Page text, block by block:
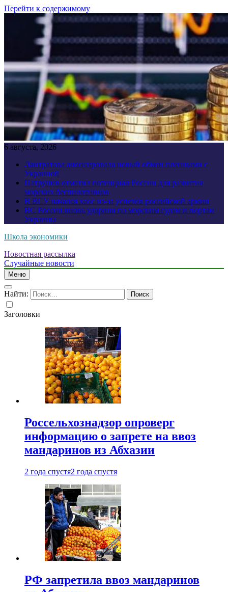
Перейти к содержимому
6 августа, 2026
Лантратова анонсировала новый обмен пленными с
Украиной
Патрушев отметил потенциал России для развития
морских беспилотников
В ВСУ начался хаос из-за успехов российской армии
ВС России вновь ударили по морским судам и портам
Украины
Школа экономики
Новостная рассылка
Случайные новости
Меню
Найти:
Заголовки
Россельхознадзор опроверг
информацию о запрете на ввоз
мандаринов из Абхазии
2 года спустя2 года спустя
РФ запретила ввоз мандаринов